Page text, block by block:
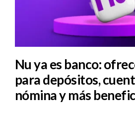
Nu ya es banco:
para depósitos,
nómina y más